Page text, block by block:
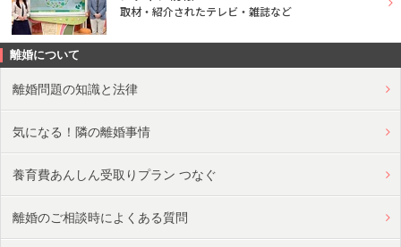
取材・紹介されたテレビ・雑誌など
離婚について
離婚問題の知識と法律
気になる！隣の離婚事情
養育費あんしん受取りプラン つなぐ
離婚のご相談時によくある質問